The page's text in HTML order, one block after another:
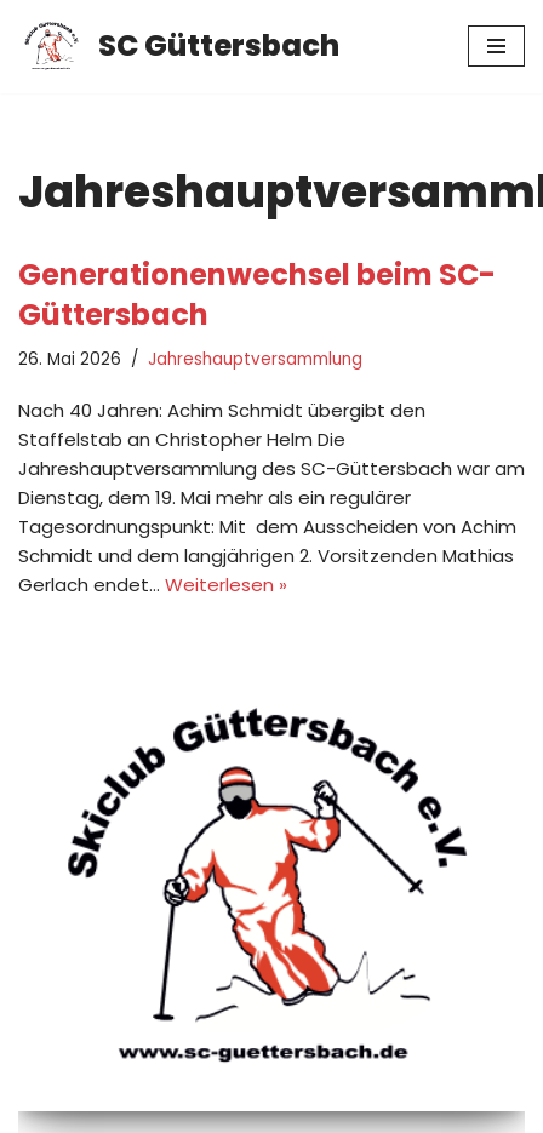
Zum
SC Güttersbach
Generationenwechsel beim SC-
Güttersbach
26. Mai 2026 Jahreshauptversammlung
Nach 40 Jahren: Achim Schmidt übergibt den
Staffelstab an Christopher Helm Die
Jahreshauptversammlung des SC-Güttersbach war am
Dienstag, dem 19. Mai mehr als ein regulärer
Tagesordnungspunkt: Mit dem Ausscheiden von Achim
Schmidt und dem langjährigen 2. Vorsitzenden Mathias
Gerlach endet… Weiterlesen »